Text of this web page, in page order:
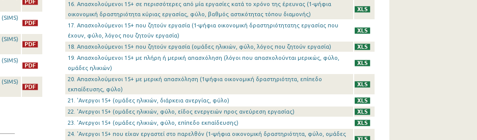
16. Απασχολούμενοι 15+ σε περισσότερες από μία εργασίες κατά το χρόνο της έρευνας (1-ψήφια
οικονομική δραστηριότητα κύριας εργασίας, φύλο, βαθμός αστικότητας τόπου διαμονής)
17. Απασχολούμενοι 15+ που ζητούν εργασία (1-ψήφια οικονομική δραστηριότητατης εργασίας που
έχουν, φύλο, λόγος που ζητούν εργασία)
18. Απασχολούμενοι 15+ που ζητούν εργασία (ομάδες ηλικιών, φύλο, λόγος που ζητούν εργασία)
19. Απασχολούμενοι 15+ με πλήρη ή μερική απασχόληση (λόγοι που απασχολούνται μερικώς, φύλο,
ομάδες ηλικιών)
20. Απασχολούμενοι 15+ με μερική απασχόληση (1ψήφια οικονομική δραστηριότητα, επίπεδο
εκπαίδευσης, φύλο)
21. 'Ανεργοι 15+ (ομάδες ηλικιών, διάρκεια ανεργίας, φύλο)
22. 'Ανεργοι 15+ (ομάδες ηλικιών, φύλο, είδος ενεργειών προς ανεύρεση εργασίας)
23. 'Ανεργοι 15+ (ομάδες ηλικιών, φύλο, επίπεδο εκπαίδευσης)
24. 'Ανεργοι 15+ που είχαν εργαστεί στο παρελθόν (1-ψήφια οικονομική δραστηριότητα, φύλο, ομάδες